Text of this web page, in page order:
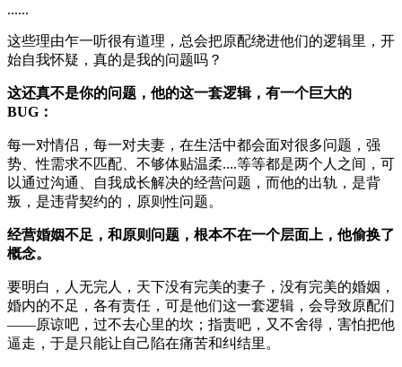
......
这些理由乍一听很有道理，总会把原配绕进他们的逻辑里，开
始自我怀疑，真的是我的问题吗？
这还真不是你的问题，他的这一套逻辑，有一个巨大的
BUG：
每一对情侣，每一对夫妻，在生活中都会面对很多问题，强
势、性需求不匹配、不够体贴温柔....等等都是两个人之间，可
以通过沟通、自我成长解决的经营问题，而他的出轨，是背
叛，是违背契约的，原则性问题。
经营婚姻不足，和原则问题，根本不在一个层面上，他偷换了
概念。
要明白，人无完人，天下没有完美的妻子，没有完美的婚姻，
婚内的不足，各有责任，可是他们这一套逻辑，会导致原配们
——原谅吧，过不去心里的坎；指责吧，又不舍得，害怕把他
逼走，于是只能让自己陷在痛苦和纠结里。